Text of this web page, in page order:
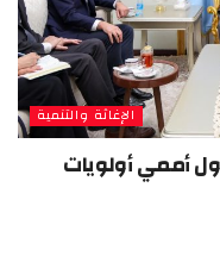
الإغاثة والتنمية
أممي أولويات